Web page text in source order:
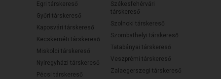
Egri társkereső
Győri társkereső
Kaposvári társkereső
Kecskeméti társkereső
Miskolci társkereső
Nyíregyházi társkereső
Pécsi társkereső
Székesfehérvári
társkereső
Szolnoki társkereső
Szombathelyi társkereső
Tatabányai társkereső
Veszprémi társkereső
Zalaegerszegi társkereső